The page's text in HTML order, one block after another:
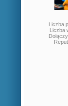
Liczba
Liczba